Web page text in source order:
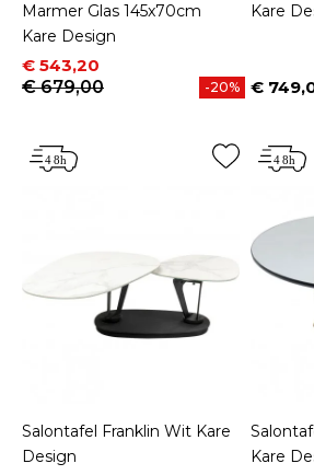
Marmer Glas 145x70cm
Kare Design
Prijs
€ 543,20
Normale prijs
€ 679,00
-20%
Kare
Prijs
€
Salontafel Franklin Wit Kare
Design
Kare